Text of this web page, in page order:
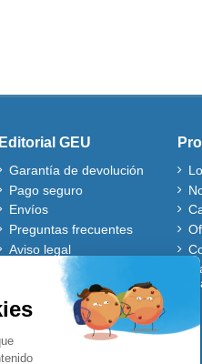
Editorial GEU
Garantía de devolución
Pago seguro
Envíos
Preguntas frecuentes
Aviso legal
Quiénes somos
Política de cookies
Autores
Ventajas de comprar en
nuestra web